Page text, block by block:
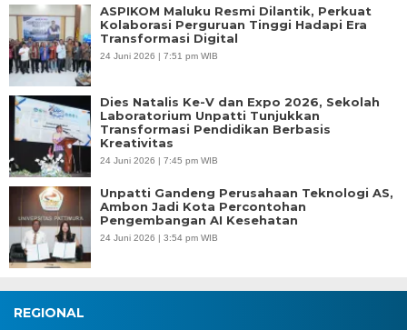
ASPIKOM Maluku Resmi Dilantik, Perkuat
Kolaborasi Perguruan Tinggi Hadapi Era
Transformasi Digital
24 Juni 2026 | 7:51 pm WIB
Dies Natalis Ke-V dan Expo 2026, Sekolah
Laboratorium Unpatti Tunjukkan
Transformasi Pendidikan Berbasis
Kreativitas
24 Juni 2026 | 7:45 pm WIB
Unpatti Gandeng Perusahaan Teknologi AS,
Ambon Jadi Kota Percontohan
Pengembangan AI Kesehatan
24 Juni 2026 | 3:54 pm WIB
REGIONAL